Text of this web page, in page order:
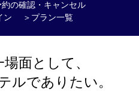
約の確認・キャンセル
ン
＞プラン一覧
面として、
ルでありたい。